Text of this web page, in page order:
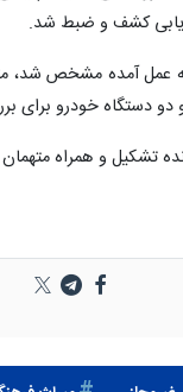
کشف و ضبط شد.
آمده مشخص شد،
دستگاه خودرو برای
تشکیل و همراه